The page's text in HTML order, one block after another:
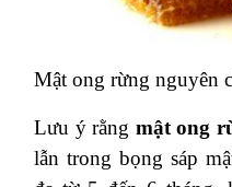
Mật ong rừng nguyên
Lưu ý rằng mật ong
lẫn trong bọng sáp